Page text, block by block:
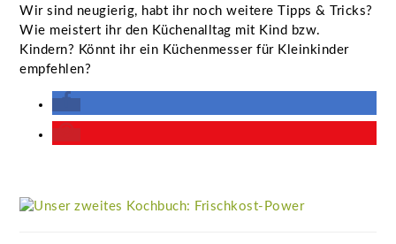
Wir sind neugierig, habt ihr noch weitere Tipps & Tricks?
Wie meistert ihr den Küchenalltag mit Kind bzw.
Kindern? Könnt ihr ein Küchenmesser für Kleinkinder
empfehlen?